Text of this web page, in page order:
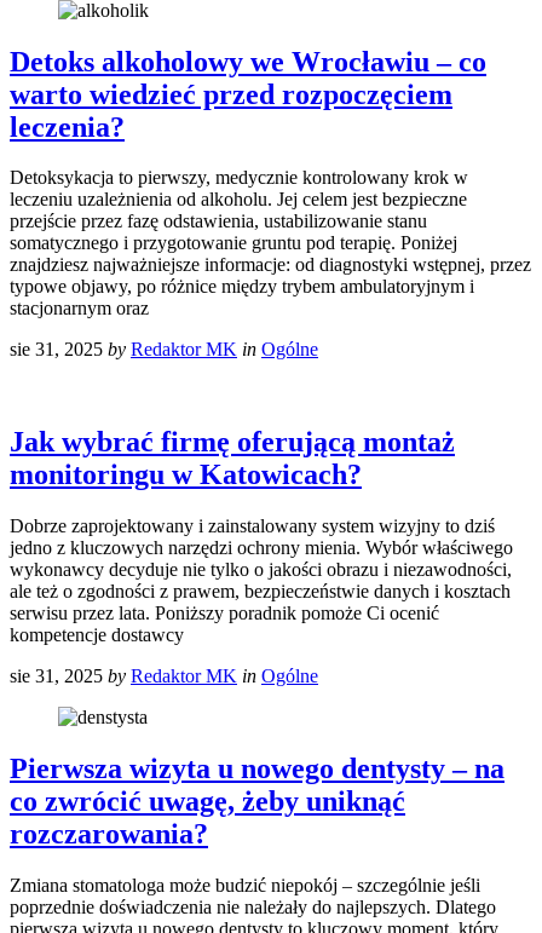
Detoks alkoholowy we Wrocławiu – co
warto wiedzieć przed rozpoczęciem
leczenia?
Detoksykacja to pierwszy, medycznie kontrolowany krok w
leczeniu uzależnienia od alkoholu. Jej celem jest bezpieczne
przejście przez fazę odstawienia, ustabilizowanie stanu
somatycznego i przygotowanie gruntu pod terapię. Poniżej
znajdziesz najważniejsze informacje: od diagnostyki wstępnej, przez
typowe objawy, po różnice między trybem ambulatoryjnym i
stacjonarnym oraz
sie 31, 2025 by Redaktor MK in Ogólne
Jak wybrać firmę oferującą montaż
monitoringu w Katowicach?
Dobrze zaprojektowany i zainstalowany system wizyjny to dziś
jedno z kluczowych narzędzi ochrony mienia. Wybór właściwego
wykonawcy decyduje nie tylko o jakości obrazu i niezawodności,
ale też o zgodności z prawem, bezpieczeństwie danych i kosztach
serwisu przez lata. Poniższy poradnik pomoże Ci ocenić
kompetencje dostawcy
sie 31, 2025 by Redaktor MK in Ogólne
Pierwsza wizyta u nowego dentysty – na
co zwrócić uwagę, żeby uniknąć
rozczarowania?
Zmiana stomatologa może budzić niepokój – szczególnie jeśli
poprzednie doświadczenia nie należały do najlepszych. Dlatego
pierwsza wizyta u nowego dentysty to kluczowy moment, który